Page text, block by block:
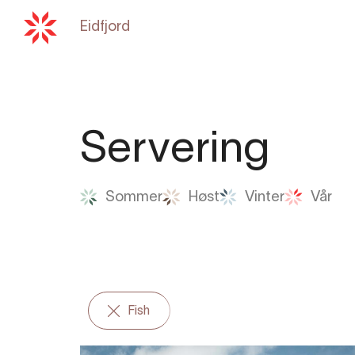
Eidfjord
Servering
Sommer Høst Vinter Vår
Fish